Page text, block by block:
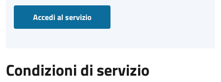
Accedi al servizio
Condizioni di servizio